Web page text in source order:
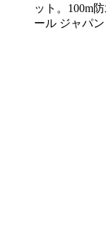
ット。100m
ール ジャパン